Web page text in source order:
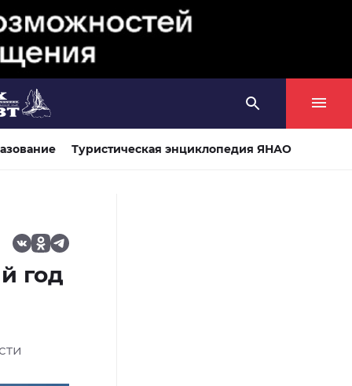
Туристическая энциклопедия ЯНАО
год